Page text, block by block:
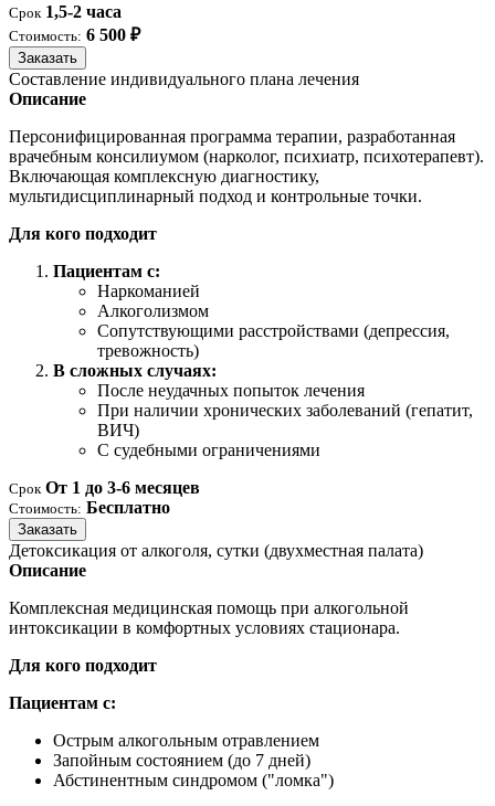
Срок 1,5-2 часа
Стоимость: 6 500 ₽
Заказать
Составление индивидуального плана лечения
Описание
Персонифицированная программа терапии, разработанная
врачебным консилиумом (нарколог, психиатр, психотерапевт).
Включающая комплексную диагностику,
мультидисциплинарный подход и контрольные точки.
Для кого подходит
Пациентам с:
Наркоманией
Алкоголизмом
Сопутствующими расстройствами (депрессия,
тревожность)
В сложных случаях:
После неудачных попыток лечения
При наличии хронических заболеваний (гепатит,
ВИЧ)
С судебными ограничениями
Срок От 1 до 3-6 месяцев
Стоимость: Бесплатно
Заказать
Детоксикация от алкоголя, сутки (двухместная палата)
Описание
Комплексная медицинская помощь при алкогольной
интоксикации в комфортных условиях стационара.
Для кого подходит
Пациентам с:
Острым алкогольным отравлением
Запойным состоянием (до 7 дней)
Абстинентным синдромом ("ломка")